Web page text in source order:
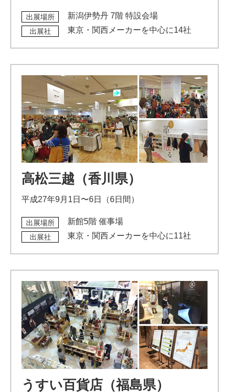
出展場所 新潟伊勢丹 7階 特設会場
出展社 東京・関西メーカーを中心に14社
高松三越（香川県）
平成27年9月1日〜6日（6日間）
出展場所 新館5階 催事場
出展社 東京・関西メーカーを中心に11社
うすい百貨店（福島県）